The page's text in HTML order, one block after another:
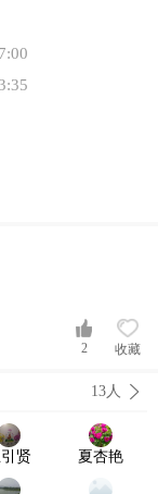
收藏
2
13人
贤 夏杏艳